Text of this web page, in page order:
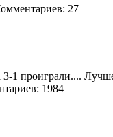
27
1 проиграли....
1984